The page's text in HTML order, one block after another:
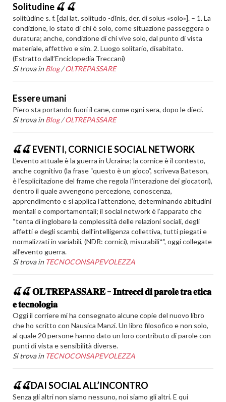
Solitudine 🍒 🍒
solitùdine s. f. [dal lat. solitudo -dĭnis, der. di solus «solo»]. – 1. La
condizione, lo stato di chi è solo, come situazione passeggera o
duratura; anche, condizione di chi vive solo, dal punto di vista
materiale, affettivo e sim. 2. Luogo solitario, disabitato.
(Estratto dall’Enciclopedia Treccani)
Si trova in Blog /OLTREPASSARE
Essere umani
Piero sta portando fuori il cane, come ogni sera, dopo le dieci.
Si trova in Blog /OLTREPASSARE
🍒🍒 EVENTI, CORNICI E SOCIAL NETWORK
L’evento attuale è la guerra in Ucraina; la cornice è il contesto,
anche cognitivo (la frase “questo è un gioco”, scriveva Bateson,
è l’esplicitazione del frame che regola l’interazione dei giocatori),
dentro il quale avvengono percezione, conoscenza,
apprendimento e si applica l’attenzione, determinando abitudini
mentali e comportamentali; il social network è l’apparato che
“tenta di inglobare la complessità delle relazioni sociali, degli
affetti e degli scambi, dell’intelligenza collettiva, tutti piegati e
normalizzati in variabili, (NDR: cornici), misurabili*”, oggi collegate
all’evento guerra.
Si trova in TECNOCONSAPEVOLEZZA
🍒🍒 𝐎𝐋𝐓𝐑𝐄𝐏𝐀𝐒𝐒𝐀𝐑𝐄 – 𝐈𝐧𝐭𝐫𝐞𝐜𝐜𝐢 𝐝𝐢 𝐩𝐚𝐫𝐨𝐥𝐞 𝐭𝐫𝐚 𝐞𝐭𝐢𝐜𝐚
𝐞 𝐭𝐞𝐜𝐧𝐨𝐥𝐨𝐠𝐢𝐚
Oggi il corriere mi ha consegnato alcune copie del nuovo libro
che ho scritto con Nausica Manzi. Un libro filosofico e non solo,
al quale 20 persone hanno dato un loro contributo di parole con
punti di vista e sensibilità diverse.
Si trova in TECNOCONSAPEVOLEZZA
🍒🍒DAI SOCIAL ALL’INCONTRO
Senza gli altri non siamo nessuno, noi siamo gli altri. E qui